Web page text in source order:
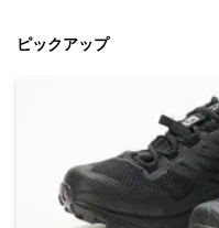
ピックアップ